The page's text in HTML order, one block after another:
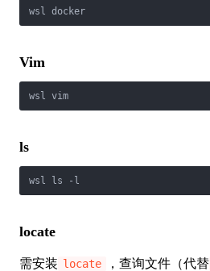
wsl docker
Vim
wsl vim
ls
wsl ls -l
locate
需安装 locate ，查询文件（代替